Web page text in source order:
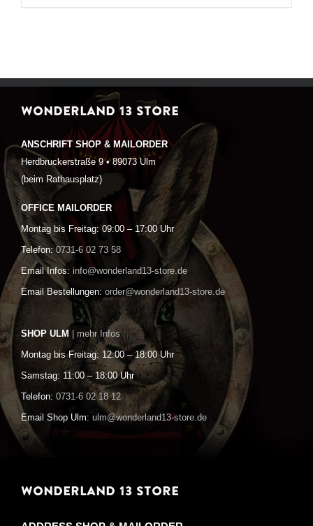
WONDERLAND 13 STORE
ANSCHRIFT SHOP & MAILORDER
Herdbruckerstraße 9 • 89073 Ulm
(beim Rathausplatz)
OFFICE MAILORDER
Montag bis Freitag: 09:00 – 17:00 Uhr
Telefon: 0731-6 02 73 58
Email Infos: info@wonderland13-store.de
Email Bestellungen: order@wonderland13-store.de
SHOP ULM | mehr Infos
Montag bis Freitag: 12:00 – 18:00 Uhr
Samstag: 11:00 – 18:00 Uhr
Telefon: 0731-6 02 18 12
Email Shop Ulm: ulm@wonderland13-store.de
WONDERLAND 13 STORE